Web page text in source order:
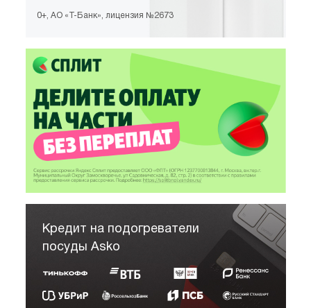
0+, АО «Т-Банк», лицензия №2673
Кредит на подогреватели
посуды Asko